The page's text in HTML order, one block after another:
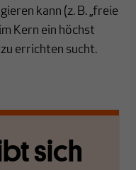
kann (z. B. „freie
Kern ein höchst
errichten sucht.
sich